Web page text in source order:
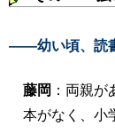
――幼い頃、読
藤岡 ：両親
本がなく、小